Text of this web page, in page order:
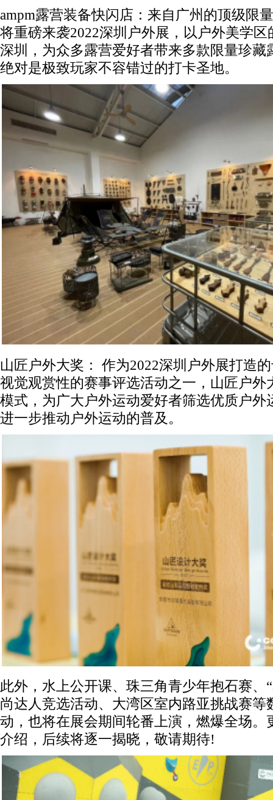
ampm露营装备快闪店：来自广州的顶级限
将重磅来袭2022深圳户外展，以户外美学区
深圳，为众多露营爱好者带来多款限量珍藏
绝对是极致玩家不容错过的打卡圣地。
山匠户外大奖： 作为2022深圳户外展打造
视觉观赏性的赛事评选活动之一，山匠户外
模式，为广大户外运动爱好者筛选优质户外
进一步推动户外运动的普及。
此外，水上公开课、珠三角青少年抱石赛、
尚达人竞选活动、大湾区室内路亚挑战赛等
动，也将在展会期间轮番上演，燃爆全场。
介绍，后续将逐一揭晓，敬请期待!